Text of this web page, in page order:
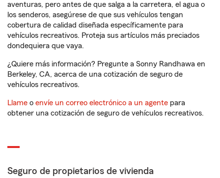
aventuras, pero antes de que salga a la carretera, el agua o
los senderos, asegúrese de que sus vehículos tengan
cobertura de calidad diseñada específicamente para
vehículos recreativos. Proteja sus artículos más preciados
dondequiera que vaya.
¿Quiere más información? Pregunte a Sonny Randhawa en
Berkeley, CA, acerca de una cotización de seguro de
vehículos recreativos.
Llame o envíe un correo electrónico a un agente para
obtener una cotización de seguro de vehículos recreativos.
Seguro de propietarios de vivienda